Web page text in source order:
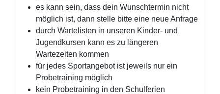
es kann sein, dass dein Wunschtermin nicht
möglich ist, dann stelle bitte eine neue Anfrage
durch Wartelisten in unseren Kinder- und
Jugendkursen kann es zu längeren
Wartezeiten kommen
für jedes Sportangebot ist jeweils nur ein
Probetraining möglich
kein Probetraining in den Schulferien